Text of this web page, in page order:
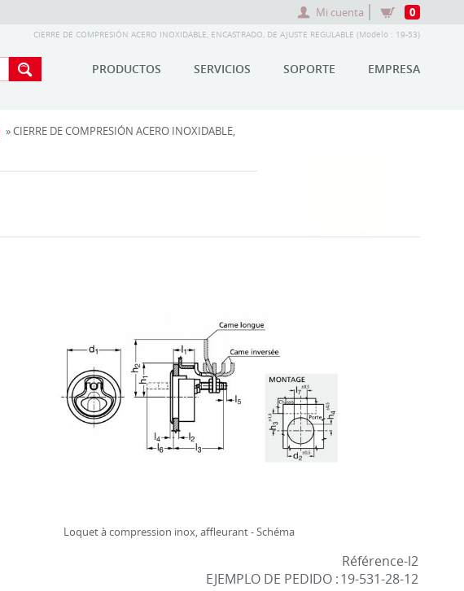
Mi cuenta 0
CIERRE DE COMPRESIÓN ACERO INOXIDABLE, ENCASTRADO, DE AJUSTE REGULABLE (Modelo : 19-53)
PRODUCTOS SERVICIOS SOPORTE EMPRESA
» CIERRE DE COMPRESIÓN ACERO INOXIDABLE,
Loquet à compression inox, affleurant - Schéma
EJEMPLO DE PEDIDO :
Référence-l2
19-531-28-12